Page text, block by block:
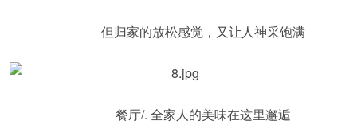
但归家的放松感觉，又让人神采饱满
餐厅/. 全家人的美味在这里邂逅